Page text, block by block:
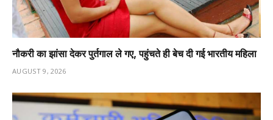
नौकरी का झांसा देकर पुर्तगाल ले गए, पहुंचते ही बेच दी गई भारतीय महिला
AUGUST 9, 2026